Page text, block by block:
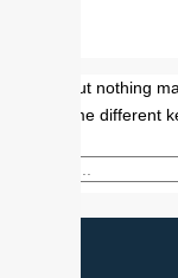
Sorry, but nothing
with some different